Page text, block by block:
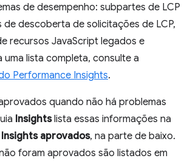
de desempenho: subpartes de LCP
de descoberta de solicitações de LCP,
recursos JavaScript legados e
uma lista completa, consulte a
Performance Insights.
quando não há problemas
Insightslista essas informações na
Insights aprovados, na parte de baixo.
foram aprovados são listados em